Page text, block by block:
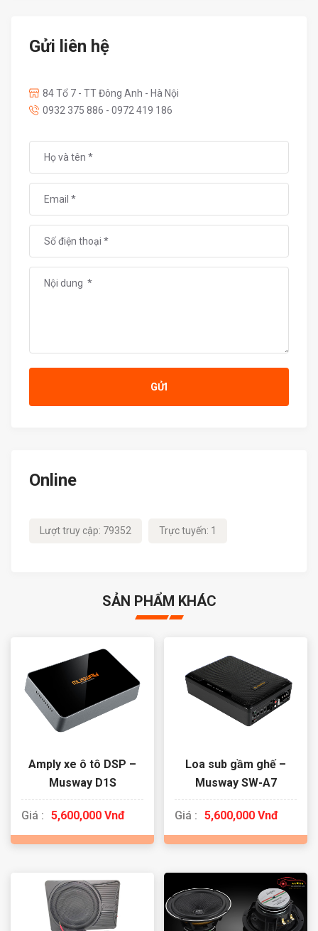
Gửi liên hệ
84 Tổ 7 - TT Đông Anh - Hà Nội
0932 375 886 - 0972 419 186
GỬI
Online
Lượt truy cập: 79352 Trực tuyến: 1
SẢN PHẨM KHÁC
Amply xe ô tô DSP –
Musway D1S
Giá : 5,600,000 Vnđ
Loa sub gầm ghế –
Musway SW-A7
Giá : 5,600,000 Vnđ